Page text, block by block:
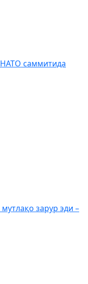
саммитида
зарур эди –